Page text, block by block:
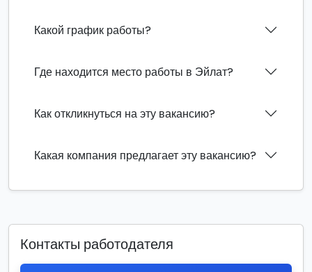
Какой график работы?
Где находится место работы в Эйлат?
Как откликнуться на эту вакансию?
Какая компания предлагает эту вакансию?
Контакты работодателя